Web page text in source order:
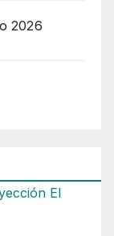
2026
El